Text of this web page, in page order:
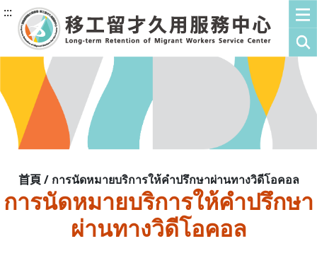
:::
首頁 / การนัดหมายบริการให้คำปรึกษาผ่านทางวิดีโอคอล
การนัดหมายบริการให้คำปรึกษา
ผ่านทางวิดีโอคอล